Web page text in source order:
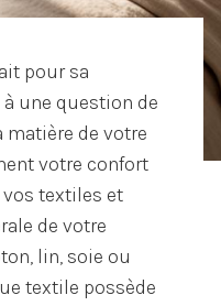
pour sa
une question de
matière de votre
votre confort
textiles et
de votre
lin, soie ou
textile possède